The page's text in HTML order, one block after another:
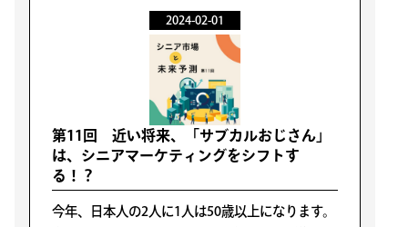
53歳を迎えます。企業戦士としては60歳定年まで
10年を切り、「60歳以降をどう生きるか」を考え
る「未定年世代」となりました。
2024-02-01
第11回 近い将来、「サブカルおじさん」
は、シニアマーケティングをシフトす
る！？
今年、日本人の2人に1人は50歳以上になります。